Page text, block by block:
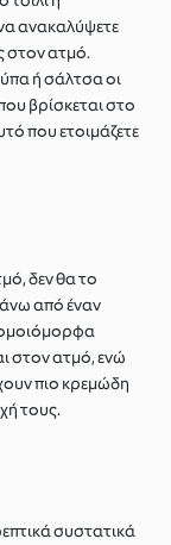
ανακαλύψετε
στον ατμό.
ή σάλτσα οι
βρίσκεται στο
που ετοιμάζετε
δεν θα το
από έναν
ομοιόμορφα
στον ατμό, ενώ
πιο κρεμώδη
τους.
συστατικά